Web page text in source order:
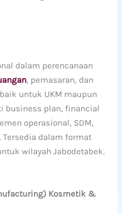
dalam perencanaan
, pemasaran, dan
untuk UKM maupun
business plan, financial
operasional, SDM,
dalam format
wilayah Jabodetabek.
Kosmetik &